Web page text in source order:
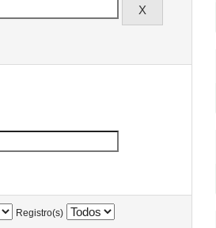
Registro(s)